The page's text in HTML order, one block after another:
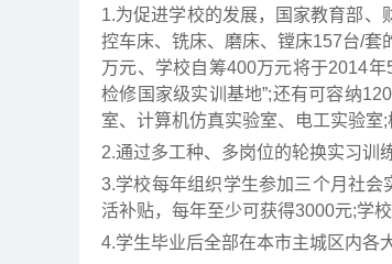
1.为促进学校的发展，国家教育部
控车床、铣床、磨床、镗床157台/套
万元、学校自筹400万元将于2014
检修国家级实训基地”;还有可容纳
室、计算机仿真实验室、电工实验室
2.通过多工种、多岗位的轮换实习训
3.学校每年组织学生参加三个月社
活补贴，每年至少可获得3000元;学
4.学生毕业后全部在本市主城区内各